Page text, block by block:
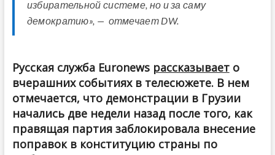
избирательной системе, но и за саму
демократию», — отмечает DW.
Русская служба Euronews рассказываето
вчерашних событиях в телесюжете. В нем
отмечается, что демонстрации в Грузии
начались две недели назад после того, как
правящая партия заблокировала внесение
поправок в конституцию страны по